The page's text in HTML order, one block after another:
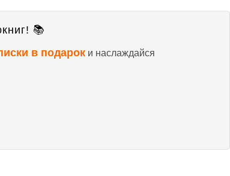
📚
в подарок и наслаждайся